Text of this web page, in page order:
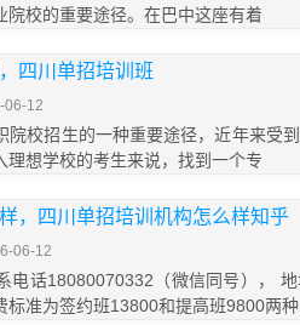
院校的重要途径。在巴中这座有着
四川单招培训班
06-12
院校招生的一种重要途径，近年来受
理想学校的考生来说，找到一个专
，四川单招培训机构怎么样知乎
06-12
电话18080070332（微信同号），
准为签约班13800和提高班9800两